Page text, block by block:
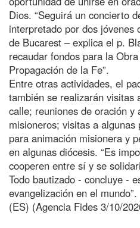
Dios. “Seguirá un concierto
interpretado por dos jóvenes
de Bucarest – explica el p.
recaudar fondos para la
Propagación de la Fe”.
Entre otras actividades, el
también se realizarán visitas
calle; reuniones de oración y
misioneros; visitas a
para animación misionera y
en algunas diócesis. “Es
cooperen entre sí y se
Todo bautizado - concluye -
evangelización en el mundo”.
(ES) (Agencia Fides 3/10/